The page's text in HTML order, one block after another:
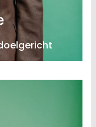
verandering
circulaire